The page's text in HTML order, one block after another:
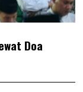
Doa